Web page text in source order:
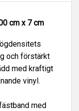
cm x 7 cm
och förstärkt
med kraftigt
vinyl.
med